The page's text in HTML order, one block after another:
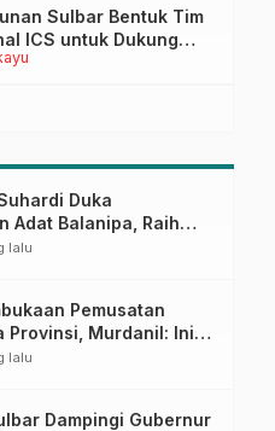
Sulbar Bentuk Tim
ICS untuk Dukung
Pekebun di
Duka
Adat Balanipa, Raih
lalu
Pemusatan
Provinsi, Murdanil: Ini
Karakter Hingga
lalu
Dampingi Gubernur